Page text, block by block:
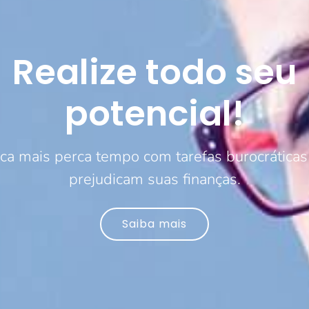
Realize todo seu
potencial!
mais perca tempo com tarefas
prejudicam suas finanças.
Saiba mais